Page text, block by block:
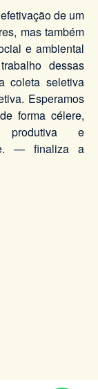
de um
mas também
e ambiental
dessas
coleta seletiva
Esperamos
forma célere,
produtiva e
— finaliza a